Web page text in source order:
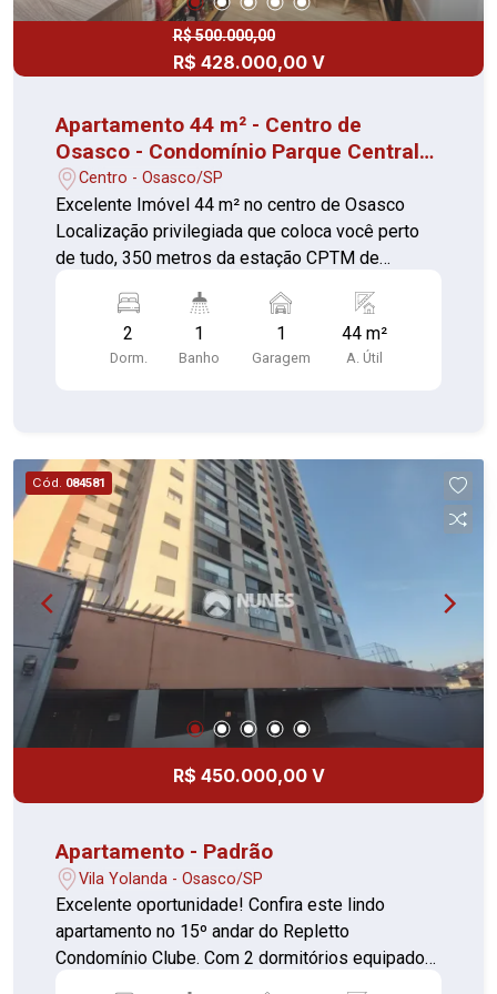
R$ 500.000,00
R$ 428.000,00 V
Apartamento 44 m² - Centro de
Osasco - Condomínio Parque Central
Reserva
Centro - Osasco/SP
Excelente Imóvel 44 m² no centro de Osasco
Localização privilegiada que coloca você perto
de tudo, 350 metros da estação CPTM de
diferencias exclusivos Características do imóvel:
- 02 dormitórios com excelente acabamento -
Sala com sanca em leds e excelente acabamento
parte de pagamento Aceita proposta para
aquisição porteira fechada ( consultar valor )
Condomínio; Academia | Piscina | Salão de
Festas | Salão de jogos | Churrasqueira | Espaço
Pet | Quadra | Playground e mais. A localização é
um espetáculo, próximo ao Mercado municipal de
Osasco, Estação de Trem de Osasco,
Borboletário municipal, CENEART e fácil acesso
as marginais Pinheiros e Tietê e também as
rodovias Castelo Branco, Rodoanel e Raposo
Tavares. Agende já sua visita !
2
Dorm.
1
Banho
1
Garagem
44 m²
A. Útil
Cód. 084581
R$ 450.000,00 V
Apartamento - Padrão
Vila Yolanda - Osasco/SP
Excelente oportunidade! Confira este lindo
apartamento no 15º andar do Repletto
Condomínio Clube. Com 2 dormitórios equipados